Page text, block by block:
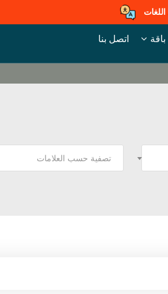
باقة اتصل بنا
تصفية حسب العلامات